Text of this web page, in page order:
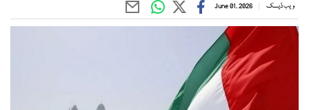
ویب ڈیسک June 01, 2026